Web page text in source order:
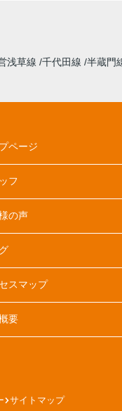
浅草線 千代田線 半蔵門
ページ
フ
の声
スマップ
要
サイトマップ